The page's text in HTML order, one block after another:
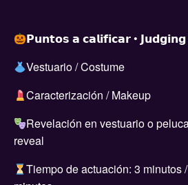
𝗣𝘂𝗻𝘁𝗼𝘀 𝗮 𝗰𝗮𝗹𝗶𝗳𝗶𝗰𝗮𝗿 • 𝗝𝘂𝗱𝗴𝗶𝗻𝗴
Vestuario / Costume
Caracterización / Makeup
Revelación en vestuario o
reveal
Tiempo de actuación: 3 minutos